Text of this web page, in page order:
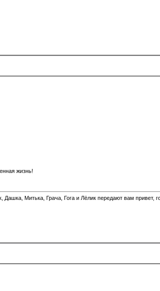
жизнь!
Митька, Грача, Гога и Лёлик передают вам привет,